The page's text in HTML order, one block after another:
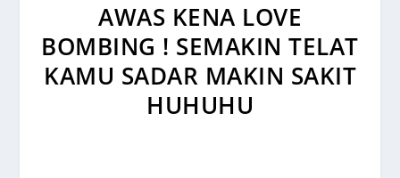
AWAS KENA LOVE
BOMBING ! SEMAKIN TELAT
KAMU SADAR MAKIN SAKIT
HUHUHU